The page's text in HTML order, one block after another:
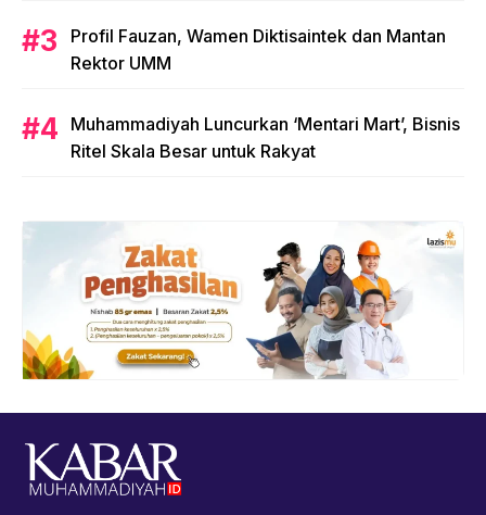
Profil Fauzan, Wamen Diktisaintek dan Mantan
Rektor UMM
Muhammadiyah Luncurkan ‘Mentari Mart’, Bisnis
Ritel Skala Besar untuk Rakyat